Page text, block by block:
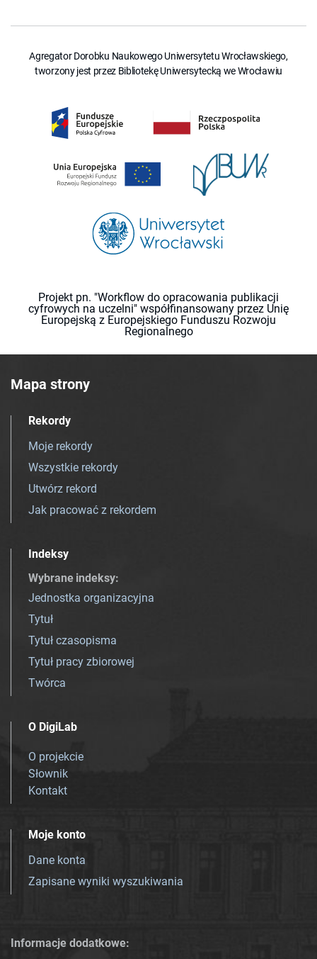
Agregator Dorobku Naukowego Uniwersytetu Wrocławskiego,
tworzony jest przez Bibliotekę Uniwersytecką we Wrocławiu
Projekt pn. "Workflow do opracowania publikacji
cyfrowych na uczelni" współfinansowany przez Unię
Europejską z Europejskiego Funduszu Rozwoju
Regionalnego
Mapa strony
Rekordy
Moje rekordy
Wszystkie rekordy
Utwórz rekord
Jak pracować z rekordem
Indeksy
Wybrane indeksy:
Jednostka organizacyjna
Tytuł
Tytuł czasopisma
Tytuł pracy zbiorowej
Twórca
O DigiLab
O projekcie
Słownik
Kontakt
Moje konto
Dane konta
Zapisane wyniki wyszukiwania
Informacje dodatkowe: